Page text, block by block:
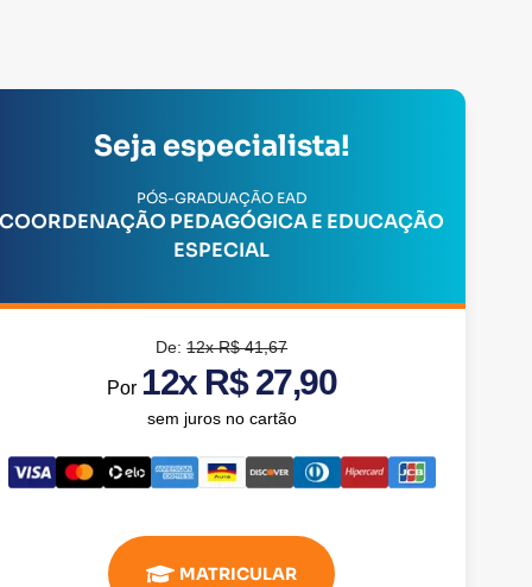
Seja especialista!
PÓS-GRADUAÇÃO EAD
COORDENAÇÃO PEDAGÓGICA E EDUCAÇÃO
ESPECIAL
De:12x R$ 41,67
Por 12x R$ 27,90
sem juros no cartão
MATRICULAR